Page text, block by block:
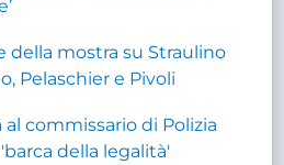
della mostra su Straulino
Pelaschier e Pivoli
commissario di Polizia
della legalità'